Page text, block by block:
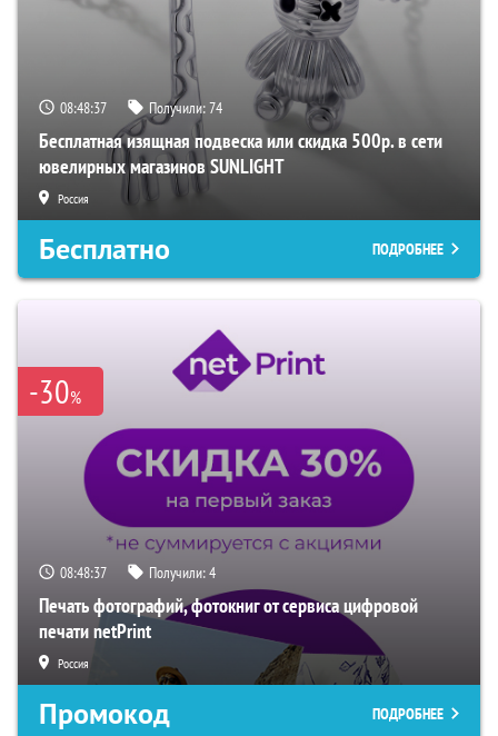
08:48:36 Получили:74
Бесплатная изящная подвеска или скидка 500р. в сети
ювелирных магазинов SUNLIGHT
Россия
Бесплатно ПОДРОБНЕЕ
-30%
08:48:36 Получили:4
Печать фотографий, фотокниг от сервиса цифровой
печати netPrint
Россия
Промокод ПОДРОБНЕЕ